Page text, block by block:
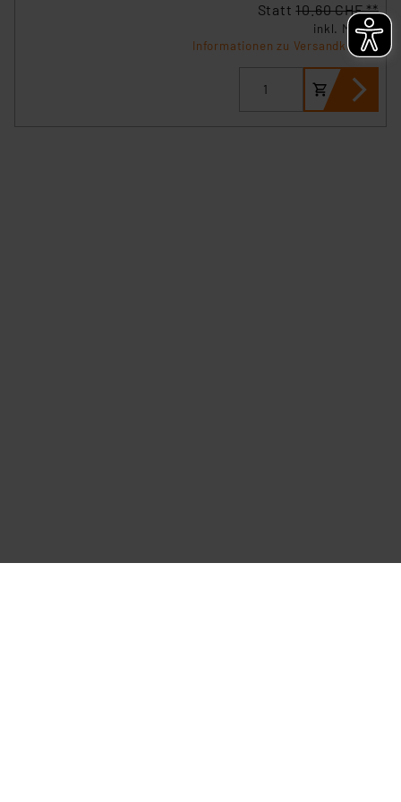
Statt10.60 CHF **
inkl. MwSt.
Informationen zu Versandkosten